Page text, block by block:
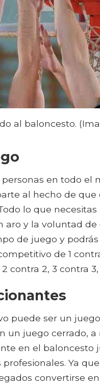
al baloncesto.
en todo
al hecho de
lo que
aro y la voluntad
de juego y
de 1
contra 2, 3 contra 3,
puede ser un
un juego cerrado,
en el baloncesto
Ya
convertirse